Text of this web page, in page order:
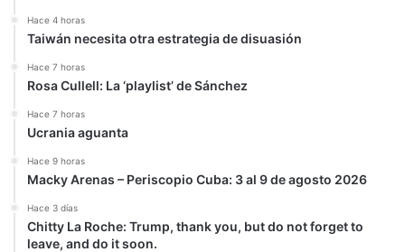
Hace 4 horas
Taiwán necesita otra estrategia de disuasión
Hace 7 horas
Rosa Cullell: La ‘playlist’ de Sánchez
Hace 7 horas
Ucrania aguanta
Hace 9 horas
Macky Arenas – Periscopio Cuba: 3 al 9 de agosto 2026
Hace 3 días
Chitty La Roche: Trump, thank you, but do not forget to
leave, and do it soon.